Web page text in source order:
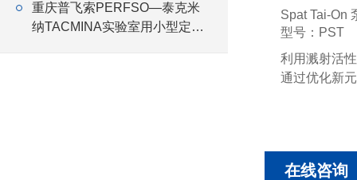
重庆普飞索PERFSO—泰克米
纳TACMINA实验室用小型定量
Spat Tai-On
型号：PST
利用溅射活
通过优化新
在线咨询